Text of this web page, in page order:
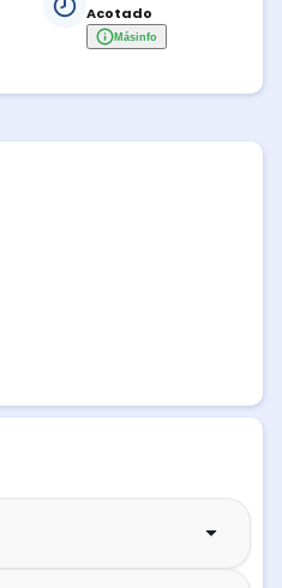
Acotado
Másinfo